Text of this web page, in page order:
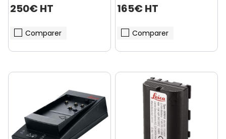
250€ HT
Comparer
165€ HT
Comparer